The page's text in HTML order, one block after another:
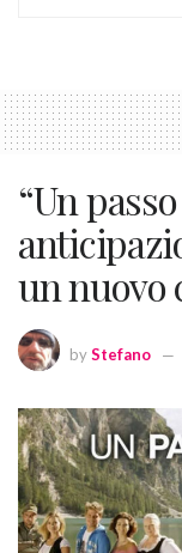
“Un
un nuovo
byStefano